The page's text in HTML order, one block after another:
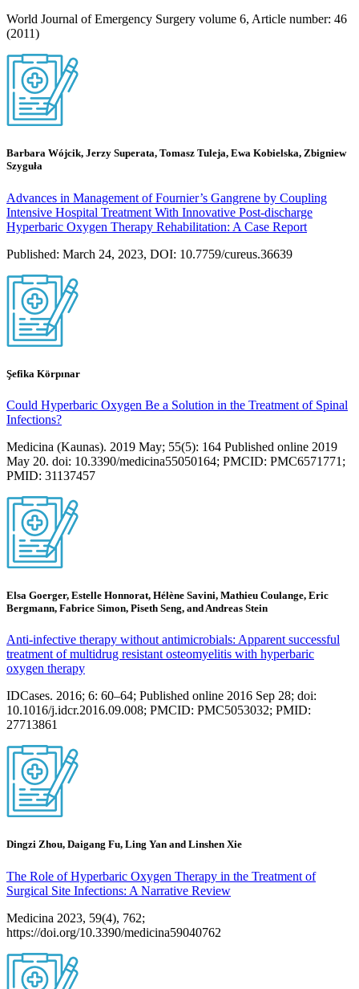
World Journal of Emergency Surgery volume 6, Article number: 46
(2011)
Barbara Wójcik, Jerzy Superata, Tomasz Tuleja, Ewa Kobielska, Zbigniew
Szyguła
Advances in Management of Fournier’s Gangrene by Coupling
Intensive Hospital Treatment With Innovative Post-discharge
Hyperbaric Oxygen Therapy Rehabilitation: A Case Report
Published: March 24, 2023, DOI: 10.7759/cureus.36639
Şefika Körpınar
Could Hyperbaric Oxygen Be a Solution in the Treatment of Spinal
Infections?
Medicina (Kaunas). 2019 May; 55(5): 164 Published online 2019
May 20. doi: 10.3390/medicina55050164; PMCID: PMC6571771;
PMID: 31137457
Elsa Goerger, Estelle Honnorat, Hélène Savini, Mathieu Coulange, Eric
Bergmann, Fabrice Simon, Piseth Seng, and Andreas Stein
Anti-infective therapy without antimicrobials: Apparent successful
treatment of multidrug resistant osteomyelitis with hyperbaric
oxygen therapy
IDCases. 2016; 6: 60–64; Published online 2016 Sep 28; doi:
10.1016/j.idcr.2016.09.008; PMCID: PMC5053032; PMID:
27713861
Dingzi Zhou, Daigang Fu, Ling Yan and Linshen Xie
The Role of Hyperbaric Oxygen Therapy in the Treatment of
Surgical Site Infections: A Narrative Review
Medicina 2023, 59(4), 762;
https://doi.org/10.3390/medicina59040762